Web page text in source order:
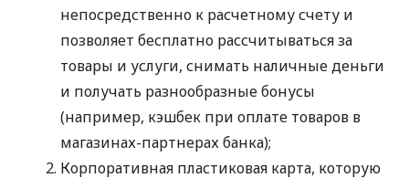
непосредственно к расчетному счету и
позволяет бесплатно рассчитываться за
товары и услуги, снимать наличные деньги
и получать разнообразные бонусы
(например, кэшбек при оплате товаров в
магазинах-партнерах банка);
Корпоративная пластиковая карта, которую